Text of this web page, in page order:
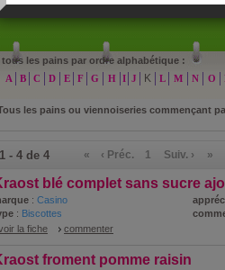
»
tous les pains par ordre alphabétique :
A
B C D E F G H I J K L M N O
les pains ou viennoiseries commençant
1 - 4 de 4 « ‹ Préc. 1 Suiv. › »
blé complet sans sucre
: Casino
: Biscottes
la fiche
commenter
froment pomme raisin